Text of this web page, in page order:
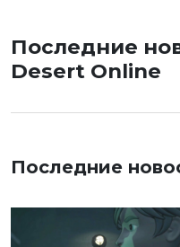
Последние
Desert Online
Последние